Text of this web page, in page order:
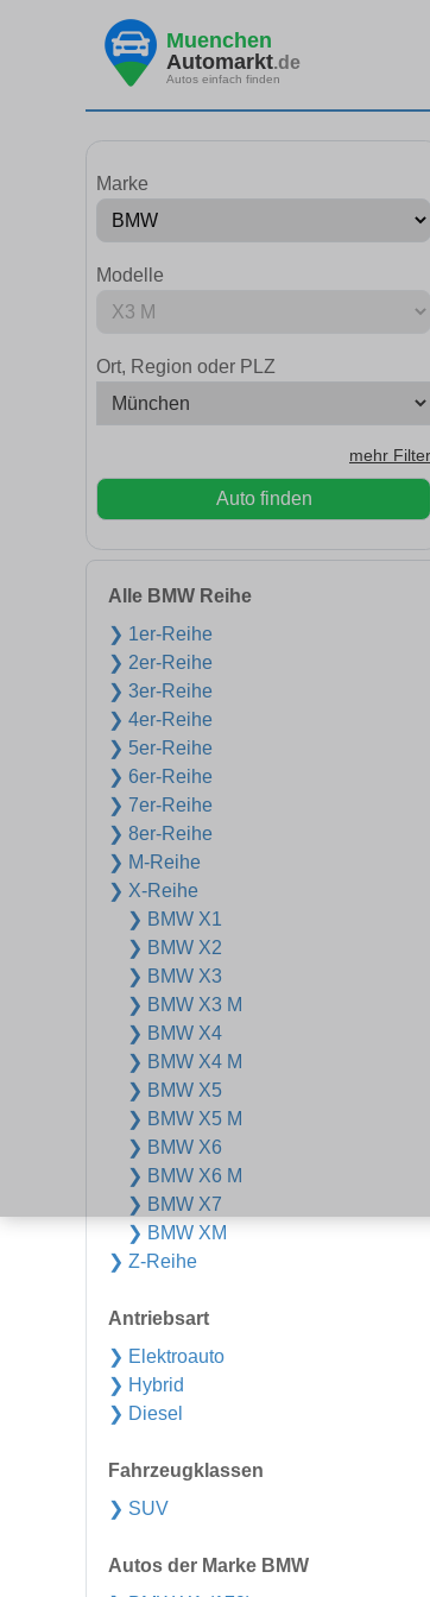
Muenchen
Automarkt.de
Autos einfach finden
Marke
Modelle
Ort, Region oder PLZ
mehr Filter
Auto finden
Alle BMW Reihe
❯ 1er-Reihe
❯ 2er-Reihe
❯ 3er-Reihe
❯ 4er-Reihe
❯ 5er-Reihe
❯ 6er-Reihe
❯ 7er-Reihe
❯ 8er-Reihe
❯ M-Reihe
❯ X-Reihe
❯ BMW X1
❯ BMW X2
❯ BMW X3
❯ BMW X3 M
❯ BMW X4
❯ BMW X4 M
❯ BMW X5
❯ BMW X5 M
❯ BMW X6
❯ BMW X6 M
❯ BMW X7
❯ BMW XM
❯ Z-Reihe
Antriebsart
❯ Elektroauto
❯ Hybrid
❯ Diesel
Fahrzeugklassen
❯ SUV
Autos der Marke BMW